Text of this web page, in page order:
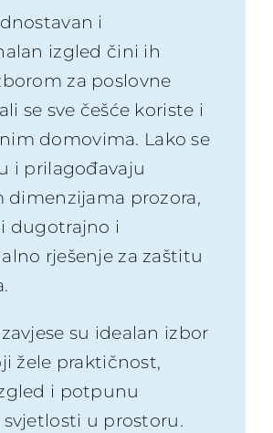
i
izgled čini ih
za poslovne
se sve češće koriste i
domovima. Lako se
i prilagođavaju
dimenzijama prozora,
dugotrajno i
rješenje za zaštitu
su idealan izbor
žele praktičnost,
i potpunu
u prostoru.